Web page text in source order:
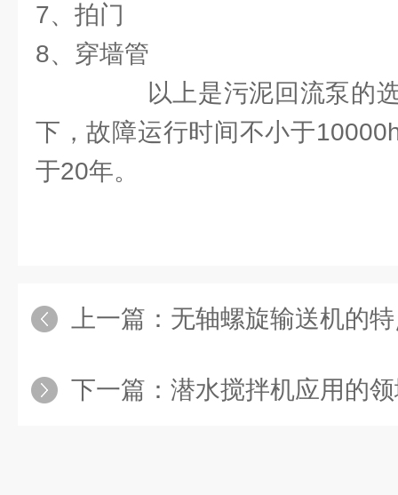
7、拍门
8、穿墙管
以上是污泥回流泵的选
下，故障运行时间不小于
于20年。
上一篇： 无轴螺旋输送机的
下一篇： 潜水搅拌机应用的